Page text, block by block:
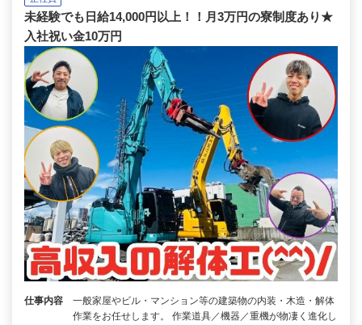
未経験でも日給14,000円以上！！月3万円の寮制度あり★
入社祝い金10万円
仕事内容
一般家屋やビル・マンション等の建築物の内装・木造・解体
作業をお任せします。 作業道具／機器／重機が物凄く進化し